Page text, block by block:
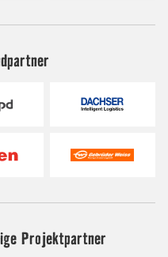
Projektpartner